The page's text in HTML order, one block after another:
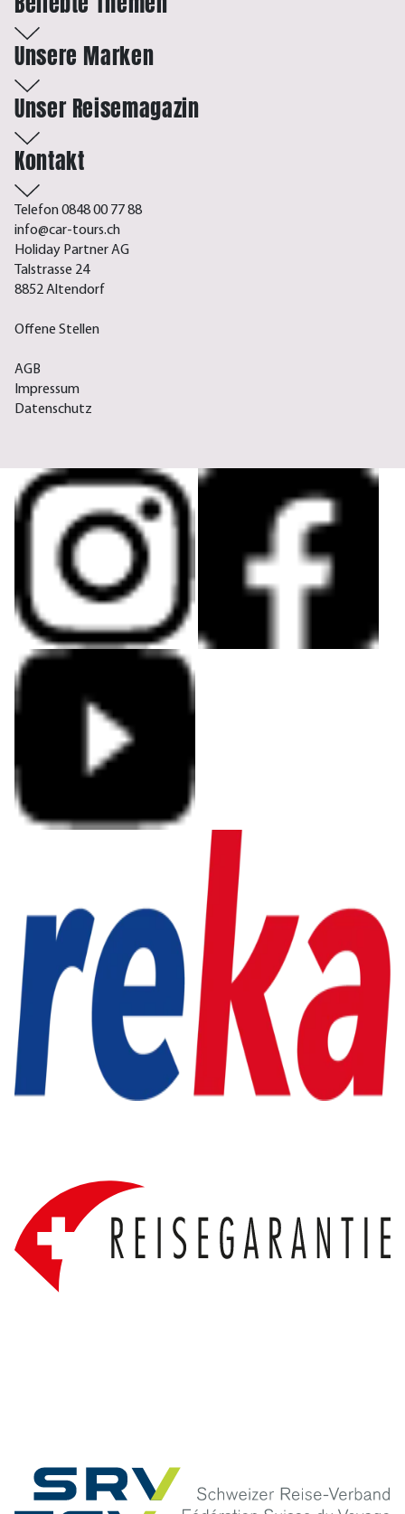
Unsere Marken
Unser Reisemagazin
Kontakt
Telefon 0848 00 77 88
info@car-tours.ch
Holiday Partner AG
Talstrasse 24
8852 Altendorf
Offene Stellen
AGB
Impressum
Datenschutz